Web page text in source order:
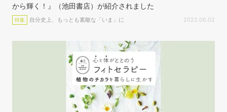
から輝く！』（池田書店）が紹介されました
特集 自分史上、もっとも素敵な「いま」に 2022.06.02